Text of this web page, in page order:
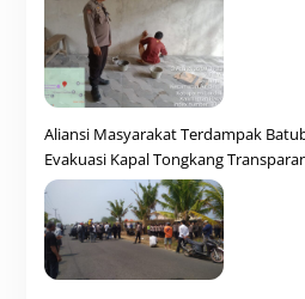
Aliansi Masyarakat Terdampak
Evakuasi Kapal Tongkang